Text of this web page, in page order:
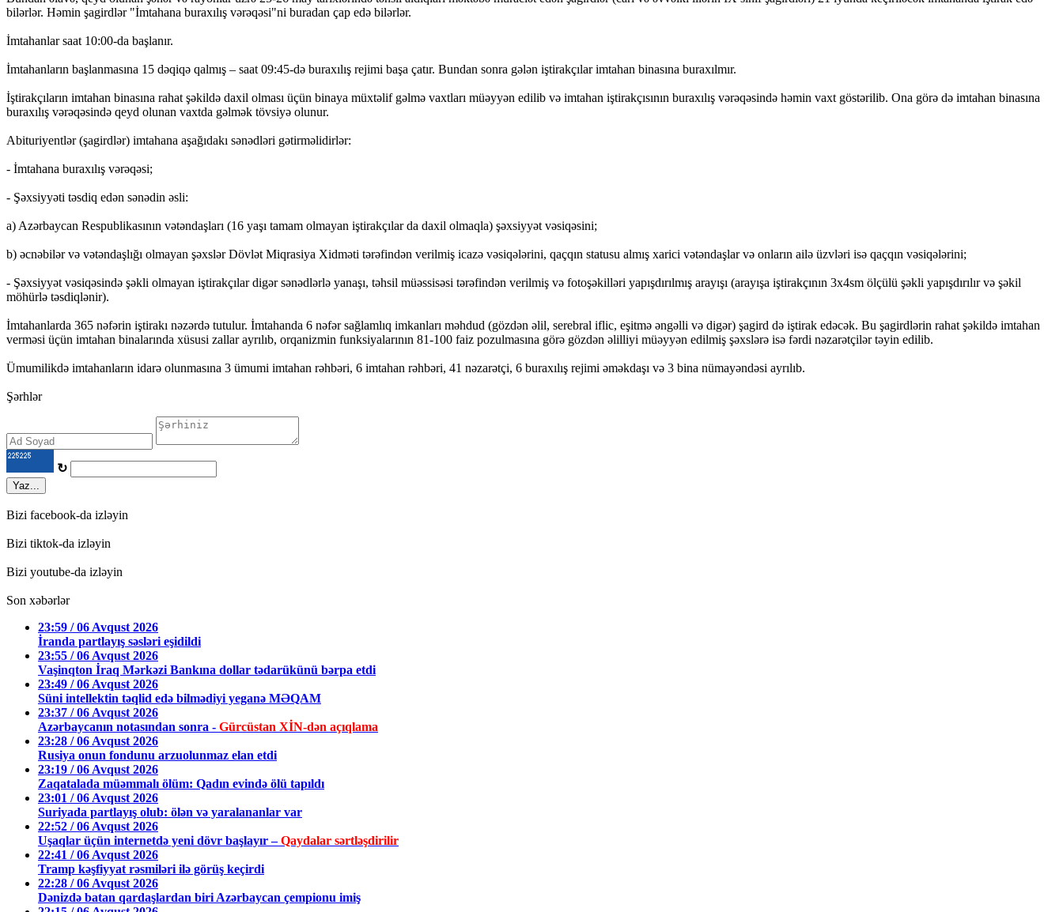
bilərlər. Həmin şagirdlər "İmtahana buraxılış vərəqəsi"ni buradan çap edə bilərlər.
İmtahanlar saat 10:00-da başlanır.
İmtahanların başlanmasına 15 dəqiqə qalmış – saat 09:45-də buraxılış rejimi başa çatır. Bundan sonra gələn iştirakçılar imtahan binasına buraxılmır.
İştirakçıların imtahan binasına rahat şəkildə daxil olması üçün binaya müxtəlif gəlmə vaxtları müəyyən edilib və imtahan iştirakçısının buraxılış vərəqəsində həmin vaxt göstərilib. Ona görə də imtahan binasına
buraxılış vərəqəsində qeyd olunan vaxtda gəlmək tövsiyə olunur.
Abituriyentlər (şagirdlər) imtahana aşağıdakı sənədləri gətirməlidirlər:
- İmtahana buraxılış vərəqəsi;
- Şəxsiyyəti təsdiq edən sənədin əsli:
a) Azərbaycan Respublikasının vətəndaşları (16 yaşı tamam olmayan iştirakçılar da daxil olmaqla) şəxsiyyət vəsiqəsini;
b) əcnəbilər və vətəndaşlığı olmayan şəxslər Dövlət Miqrasiya Xidməti tərəfindən verilmiş icazə vəsiqələrini, qaçqın statusu almış xarici vətəndaşlar və onların ailə üzvləri isə qaçqın vəsiqələrini;
- Şəxsiyyət vəsiqəsində şəkli olmayan iştirakçılar digər sənədlərlə yanaşı, təhsil müəssisəsi tərəfindən verilmiş və fotoşəkilləri yapışdırılmış arayışı (arayışa iştirakçının 3x4sm ölçülü şəkli yapışdırılır və şəkil
möhürlə təsdiqlənir).
İmtahanlarda 365 nəfərin iştirakı nəzərdə tutulur. İmtahanda 6 nəfər sağlamlıq imkanları məhdud (gözdən əlil, serebral iflic, eşitmə əngəlli və digər) şagird də iştirak edəcək. Bu şagirdlərin rahat şəkildə imtahan
verməsi üçün imtahan binalarında xüsusi zallar ayrılıb, orqanizmin funksiyalarının 81-100 faiz pozulmasına görə gözdən əlilliyi müəyyən edilmiş şəxslərə isə fərdi nəzarətçilər təyin edilib.
Ümumilikdə imtahanların idarə olunmasına 3 ümumi imtahan rəhbəri, 6 imtahan rəhbəri, 41 nəzarətçi, 6 buraxılış rejimi əməkdaşı və 3 bina nümayəndəsi ayrılıb.
Şərhlər
↻
Yaz...
Bizi facebook-da izləyin
Bizi tiktok-da izləyin
Bizi youtube-da izləyin
Son xəbərlər
23:59 / 06 Avqust 2026
İranda partlayış səsləri eşidildi
23:55 / 06 Avqust 2026
Vaşinqton İraq Mərkəzi Bankına dollar tədarükünü bərpa etdi
23:49 / 06 Avqust 2026
Süni intellektin təqlid edə bilmədiyi yeganə MƏQAM
23:37 / 06 Avqust 2026
Azərbaycanın notasından sonra - Gürcüstan XİN-dən açıqlama
23:28 / 06 Avqust 2026
Rusiya onun fondunu arzuolunmaz elan etdi
23:19 / 06 Avqust 2026
Zaqatalada müəmmalı ölüm: Qadın evində ölü tapıldı
23:01 / 06 Avqust 2026
Suriyada partlayış olub: ölən və yaralananlar var
22:52 / 06 Avqust 2026
Uşaqlar üçün internetdə yeni dövr başlayır –Qaydalar sərtləşdirilir
22:41 / 06 Avqust 2026
Tramp kəşfiyyat rəsmiləri ilə görüş keçirdi
22:28 / 06 Avqust 2026
Dənizdə batan qardaşlardan biri Azərbaycan çempionu imiş